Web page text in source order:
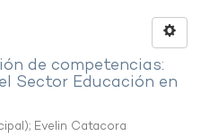
de competencias:
Sector Educación en
; Evelin Catacora